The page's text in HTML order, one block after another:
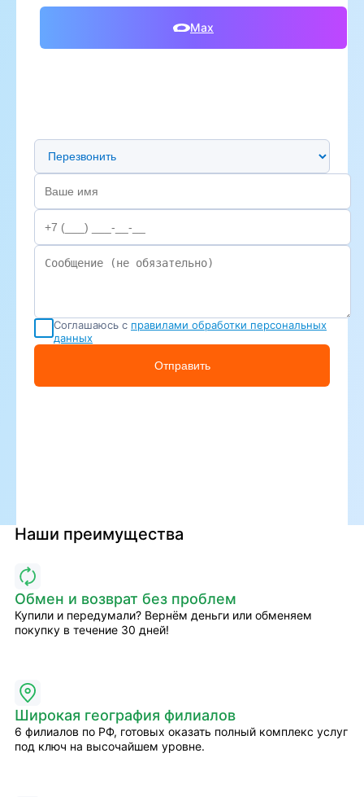
Max
Предпочтительный способ связи
Соглашаюсь с правилами обработки персональных
данных
Отправить
Наши преимущества
Обмен и возврат без проблем
Купили и передумали? Вернём деньги или обменяем
покупку в течение 30 дней!
Широкая география филиалов
6 филиалов по РФ, готовых оказать полный комплекс услуг
под ключ на высочайшем уровне.